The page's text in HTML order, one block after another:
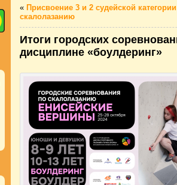
« Присвоение 3 и 2 судейской
скалолазанию
Итоги городских
дисциплине «боулдеринг»